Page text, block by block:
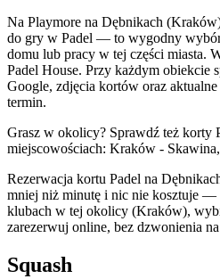
Na Playmore na Dębnikach
do gry w Padel — to wygodny
domu lub pracy w tej części miasta.
Padel House. Przy każdym obiekcie
Google, zdjęcia kortów oraz
termin.
Grasz w okolicy? Sprawdź też korty
miejscowościach: Kraków -
Rezerwacja kortu Padel na
mniej niż minutę i nic nie kosztuje
klubach w tej okolicy (Kraków),
zarezerwuj online, bez dzwonienia
Squash